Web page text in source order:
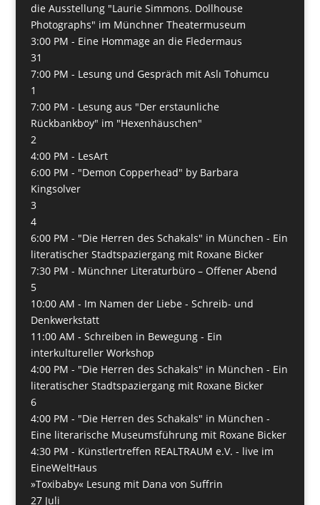
die Ausstellung "Laurie Simmons. Dollhouse
Photographs" im Münchner Theatermuseum
3:00 PM - Eine Hommage an die Fledermaus
31
7:00 PM - Lesung und Gespräch mit Aslı Tohumcu
1
7:00 PM - Lesung aus "Der erstaunliche
Rückbankboy" im "Hexenhäuschen"
2
4:00 PM - LesArt
6:00 PM - "Demon Copperhead" by Barbara
Kingsolver
3
4
6:00 PM - "Die Herren des Schakals" in München - Ein
literatischer Stadtspaziergang mit Roxane Bicker
7:30 PM - Münchner Literaturbüro – Offener Abend
5
10:00 AM - Im Namen der Liebe - Schreib- und
Denkwerkstatt
11:00 AM - Schreiben in Bewegung - Ein
interkultureller Workshop
4:00 PM - "Die Herren des Schakals" in München - Ein
literatischer Stadtspaziergang mit Roxane Bicker
6
4:00 PM - "Die Herren des Schakals" in München -
Eine literarische Museumsführung mit Roxane Bicker
4:30 PM - Künstlertreffen REALTRAUM e.V. - live im
EineWeltHaus
»Toxibaby« Lesung mit Dana von Suffrin
27 Juli